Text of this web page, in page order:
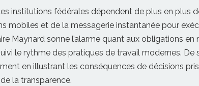
institutions fédérales dépendent de plus en plus
mobiles et de la messagerie instantanée pour
Maynard sonne l’alarme quant aux obligations en
le rythme des pratiques de travail modernes. De
en illustrant les conséquences de décisions
la transparence.